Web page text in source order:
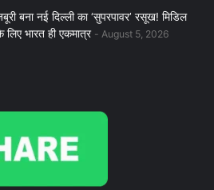
बना नई दिल्ली का ‘सुपरपावर’ रसूख! मिडिल
भारत ही एकमात्र
August 5, 2026